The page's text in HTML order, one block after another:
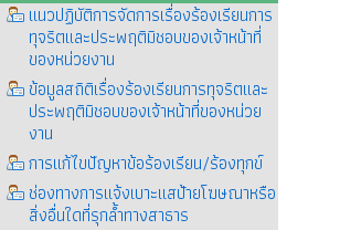
แนวปฏิบัติการจัดการเรื่องร้องเรียนการ
ทุจริตและประพฤติมิชอบของเจ้าหน้าที่
ของหน่วยงาน
ข้อมูลสถิติเรื่องร้องเรียนการทุจริตและ
ประพฤติมิชอบของเจ้าหน้าที่ของหน่วย
งาน
การแก้ไขปัญหาข้อร้องเรียน/ร้องทุกข์
ช่องทางการแจ้งเบาะแสป้ายโฆษณาหรือ
สิ่งอื่นใดที่รุกล้ำทางสาธาร